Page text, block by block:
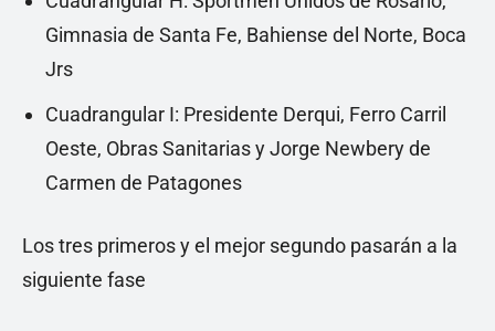
Gimnasia de Santa Fe, Bahiense del Norte, Boca
Jrs
Cuadrangular I: Presidente Derqui, Ferro Carril
Oeste, Obras Sanitarias y Jorge Newbery de
Carmen de Patagones
Los tres primeros y el mejor segundo pasarán a la
siguiente fase